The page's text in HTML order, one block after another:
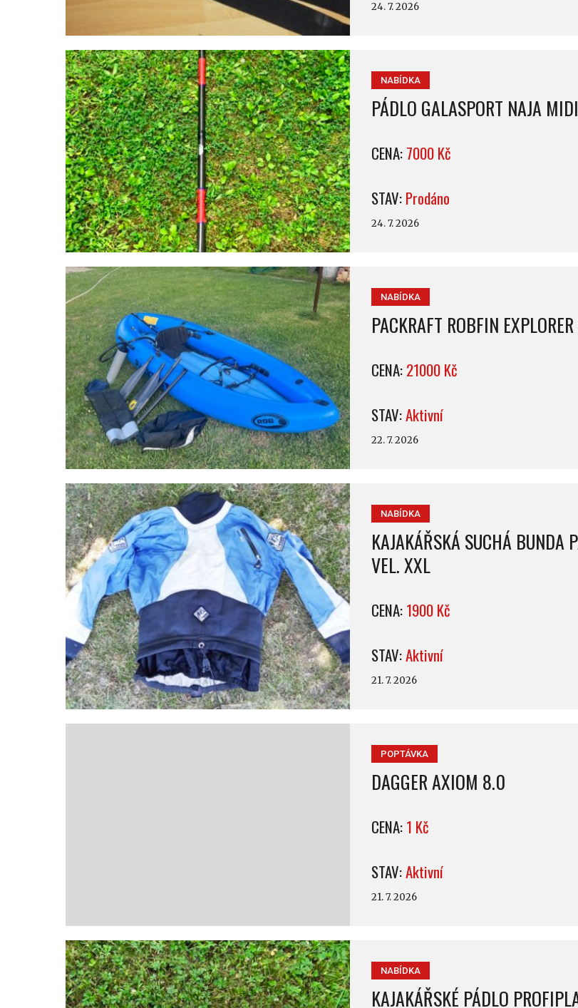
24. 7. 2026
NABÍDKA
PÁDLO GALASPORT NAJA MIDI
CENA:7000 Kč
STAV:Prodáno
24. 7. 2026
NABÍDKA
PACKRAFT ROBFIN
CENA:21000 Kč
STAV:Aktivní
22. 7. 2026
NABÍDKA
KAJAKÁŘSKÁ SUCHÁ BUNDA
VEL. XXL
CENA:1900 Kč
STAV:Aktivní
21. 7. 2026
POPTÁVKA
DAGGER AXIOM 8.0
CENA:1 Kč
STAV:Aktivní
21. 7. 2026
NABÍDKA
KAJAKÁŘSKÉ PÁDLO